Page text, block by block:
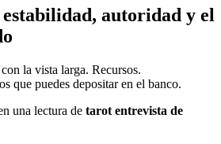
estabilidad, autoridad y el
con la vista larga. Recursos.
que puedes depositar en el banco.
una lectura de tarot entrevista de